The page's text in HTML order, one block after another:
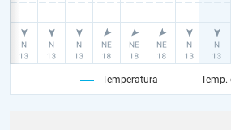
Temperatura Temp.